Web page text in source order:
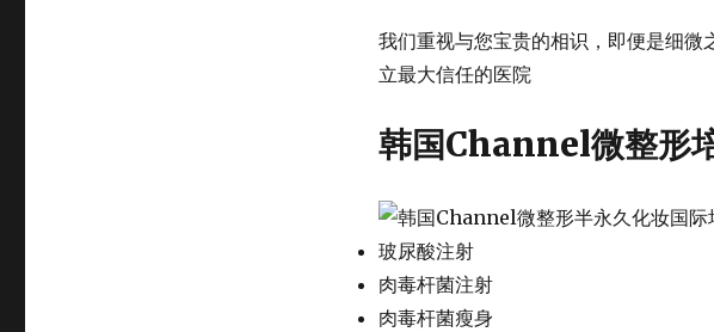
我们重视与您宝贵的相识，即便是细
立最大信任的医院
韩国Channel微整形
玻尿酸注射
肉毒杆菌注射
肉毒杆菌瘦身